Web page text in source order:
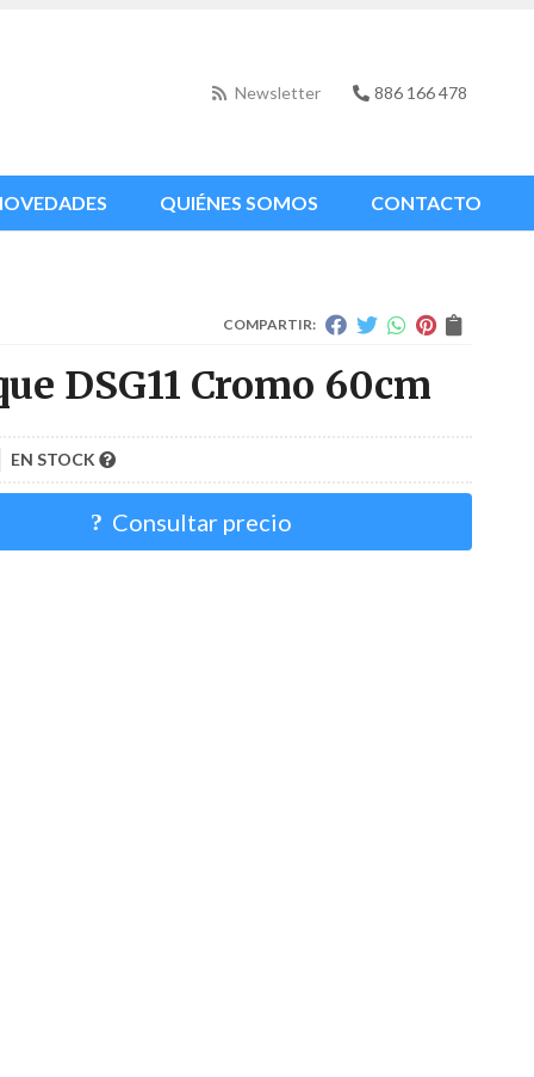
Newsletter 886 166 478
QUIÉNES SOMOS CONTACTO
COMPARTIR:
DSG11 Cromo 60cm
EN STOCK
Consultar precio